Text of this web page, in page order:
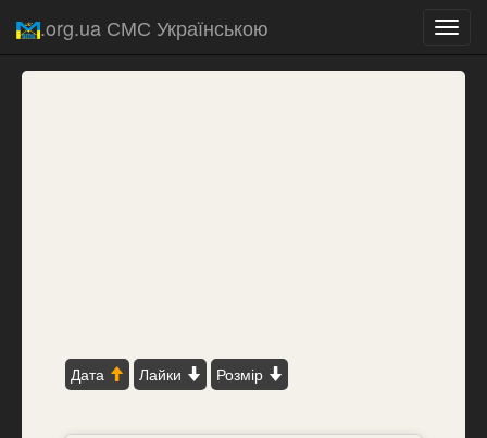
.org.ua СМС Українською
Дата Лайки Розмір